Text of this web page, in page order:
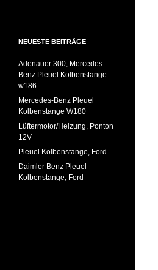
NEUESTE BEITRÄGE
Adenauer 300, Mercedes-
Benz Pleuel Kolbenstange
w186
Mercedes-Benz Pleuel
Kolbenstange W180
Lüftermotor/Heizung, Ponton
12V
Pleuel Kolbenstange, Ford
Daimler Benz Pleuel
Kolbenstange, Ford